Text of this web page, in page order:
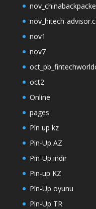
nov_hitech-
nov1
nov7
oct2
Online
pages
Pin up kz
Pin-Up AZ
Pin-Up indir
Pin-up KZ
Pin-Up oyunu
Pin-Up TR